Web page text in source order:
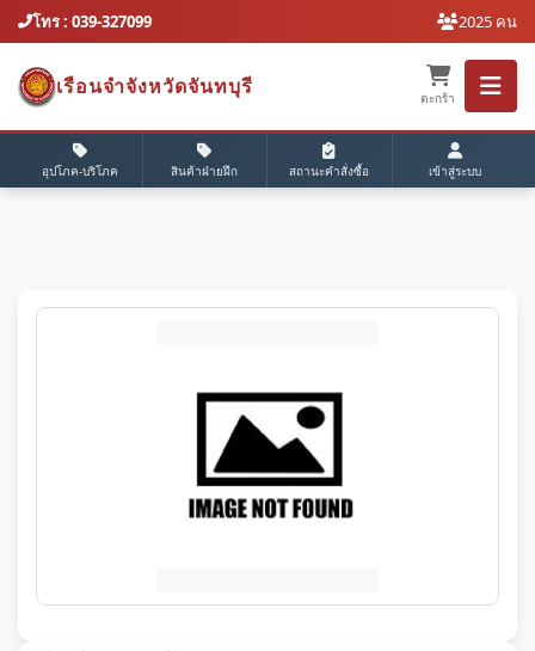
โทร : 039-327099 2025 คน
เรือนจำจังหวัดจันทบุรี
ตะกร้า
อุปโภค-บริโภค สินค้าฝ่ายฝึก สถานะคำสั่งซื้อ เข้าสู่ระบบ